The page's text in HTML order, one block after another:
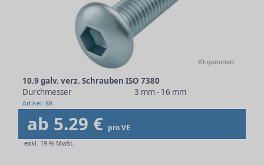
KI-generiert
10.9 galv. verz. Schrauben ISO 7380
Durchmesser
3 mm - 16 mm
Artikel: 88
ab 5.29 € pro VE
exkl. 19 % MwSt.